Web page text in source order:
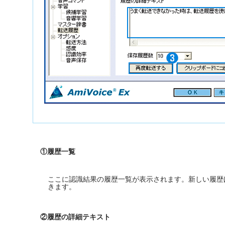
①履歴一覧
ここに認識結果の履歴一覧が表示されます。新しい履
きます。
②履歴の詳細テキスト